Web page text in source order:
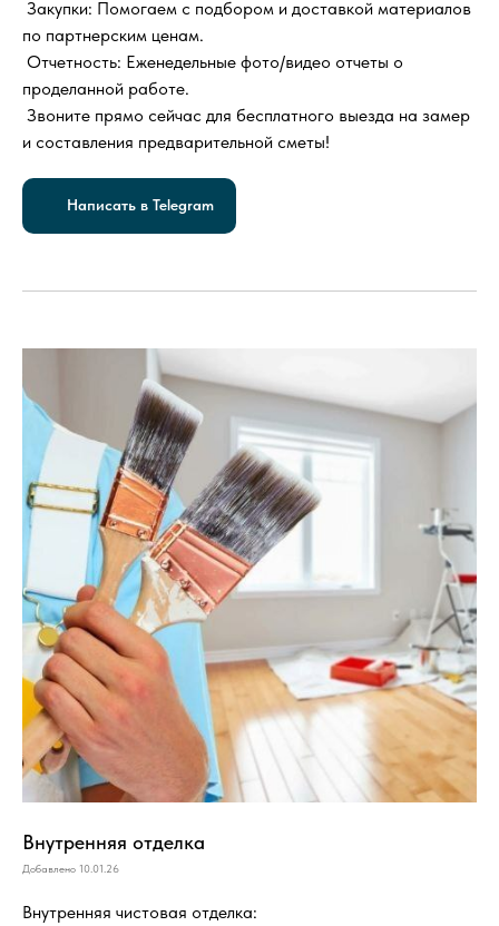
Закупки: Помогаем с подбором и доставкой материалов
по партнерским ценам.
Отчетность: Еженедельные фото/видео отчеты о
проделанной работе.
Звоните прямо сейчас для бесплатного выезда на замер
и составления предварительной сметы!
Написать в Telegram
Внутренняя отделка
Добавлено 10.01.26
Внутренняя чистовая отделка: